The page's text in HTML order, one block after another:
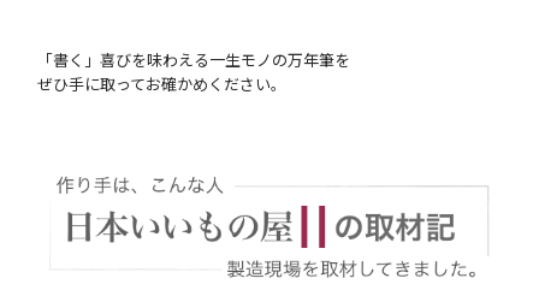
「書く」喜びを味わえる一生モノの万年筆を
ぜひ手に取ってお確かめください。